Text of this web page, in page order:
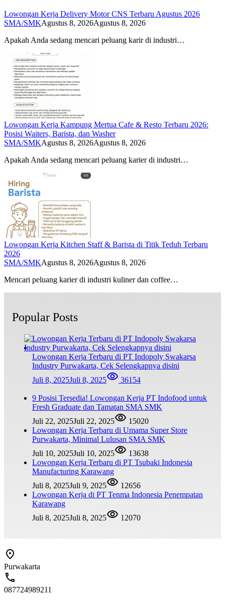
Lowongan Kerja Delivery Motor CNS Terbaru Agustus 2026
SMA/SMKAgustus 8, 2026Agustus 8, 2026
Apakah Anda sedang mencari peluang karir di industri…
Lowongan Kerja Kampung Mertua Cafe & Resto Terbaru 2026:
Posisi Waiters, Barista, dan Washer
SMA/SMKAgustus 8, 2026Agustus 8, 2026
Apakah Anda sedang mencari peluang karier di industri…
Lowongan Kerja Kitchen Staff & Barista di Titik Teduh Terbaru
2026
SMA/SMKAgustus 8, 2026Agustus 8, 2026
Mencari peluang karier di industri kuliner dan coffee…
Popular Posts
Lowongan Kerja Terbaru di PT Indopoly Swakarsa
Industry Purwakarta, Cek Selengkapnya disini
Juli 8, 2025Juli 8, 2025 36154
9 Posisi Tersedia! Lowongan Kerja PT Indofood untuk
Fresh Graduate dan Tamatan SMA SMK
Juli 22, 2025Juli 22, 2025
15020
Lowongan Kerja Terbaru di Umama Super Store
Purwakarta, Minimal Lulusan SMA SMK
Juli 10, 2025Juli 10, 2025
13638
Lowongan Kerja Terbaru di PT Tsubaki Indonesia
Manufacturing Karawang
Juli 8, 2025Juli 9, 2025
12656
Lowongan Kerja di PT Tenma Indonesia Penempatan
Karawang
Juli 8, 2025Juli 8, 2025 12070
Purwakarta
087724989211